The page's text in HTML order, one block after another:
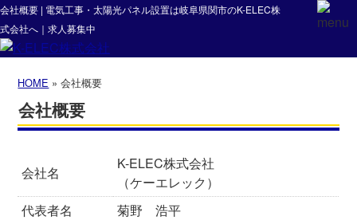
会社概要 | 電気工事・太陽光パネル設置は岐阜県関市のK-ELEC株
式会社へ｜求人募集中
HOME » 会社概要
会社概要
会社名
K-ELEC株式会社
（ケーエレック）
代表者名
菊野 浩平